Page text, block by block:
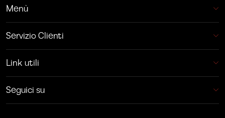
Menù
Servizio Clienti
Link utili
Seguici su